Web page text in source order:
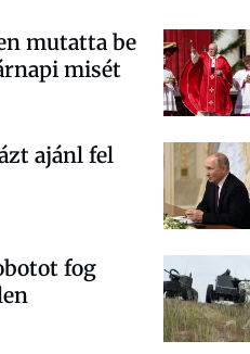
mutatta be
misét
ajánl fel
fog